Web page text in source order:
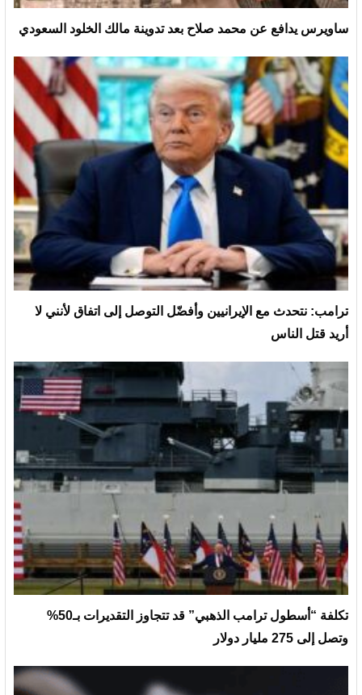
ساويرس يدافع عن محمد صلاح بعد تدوينة مالك الخلود السعودي
ترامب: نتحدث مع الإيرانيين وأفضّل التوصل إلى اتفاق لأنني لا
أريد قتل الناس
تكلفة “أسطول ترامب الذهبي” قد تتجاوز التقديرات بـ50%
وتصل إلى 275 مليار دولار